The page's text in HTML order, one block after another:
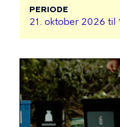
PERIODE
21. oktober 2026 til